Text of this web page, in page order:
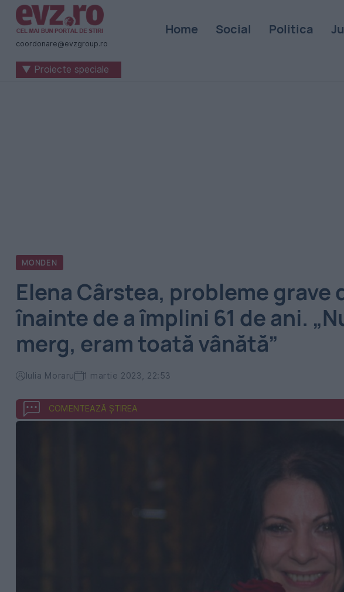
Știri
naționale
internaționale
coordonare@evzgroup.ro
Home Social Politica
▼ Proiecte speciale
MONDEN
Elena Cârstea, probleme grave
înainte de a împlini 61 de ani.
merg, eram toată vânătă”
Iulia Moraru 1 martie 2023, 22:53
COMENTEAZĂ ȘTIREA